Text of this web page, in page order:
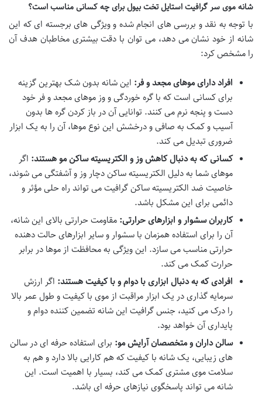
شانه موی سر گرافیت استایل تخت بیول برای چه کسانی مناسب است؟
با توجه به نقد و بررسی های انجام شده و ویژگی های برجسته ای که این
شانه از خود نشان می دهد، می توان با دقت بیشتری مخاطبان هدف آن
را مشخص کرد:
افراد دارای موهای مجعد و فر: این شانه بدون شک بهترین گزینه
برای کسانی است که با گره خوردگی و وز موهای مجعد و فر خود
دست و پنجه نرم می کنند. توانایی آن در باز کردن گره ها بدون
آسیب و کمک به صافی و درخشش این نوع موها، آن را به یک ابزار
ضروری تبدیل می کند.
کسانی که به دنبال کاهش وز و الکتریسیته ساکن مو هستند: اگر
موهای شما به دلیل الکتریسیته ساکن دچار وز و آشفتگی می شوند،
خاصیت ضد الکتریسیته ساکن گرافیت می تواند راه حلی مؤثر و
دائمی برای این مشکل باشد.
کاربران سشوار و ابزارهای حرارتی: مقاومت حرارتی بالای این شانه،
آن را برای استفاده همزمان با سشوار و سایر ابزارهای حالت دهنده
حرارتی مناسب می سازد. این ویژگی به محافظت از موها در برابر
حرارت کمک می کند.
افرادی که به دنبال ابزاری با دوام و با کیفیت هستند: اگر ارزش
سرمایه گذاری در یک ابزار مراقبت از موی با کیفیت و طول عمر بالا
را درک می کنید، جنس گرافیت این شانه تضمین کننده دوام و
پایداری آن خواهد بود.
سالن داران و متخصصان آرایش مو: برای استفاده حرفه ای در سالن
های زیبایی، یک شانه با کیفیت که هم کارایی بالا دارد و هم به
سلامت موی مشتری کمک می کند، بسیار با اهمیت است. این
شانه می تواند پاسخگوی نیازهای حرفه ای باشد.